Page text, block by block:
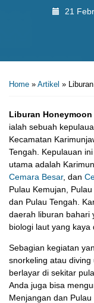
21
Home » Artikel »
Liburan
ialah sebuah
Kecamatan
Tengah. Kepulauan
utama adalah
Cemara Besar, dan
Pulau Kemujan,
dan Pulau Tengah.
daerah liburan bahari
biologi laut yang kaya
Sebagian kegiatan
snorkeling atau diving
berlayar di sekitar
Anda juga bisa
Menjangan dan